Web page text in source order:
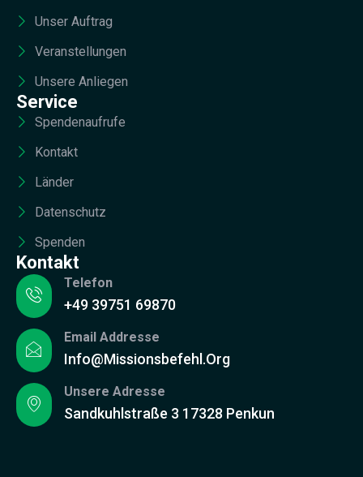
Unser Auftrag
Veranstellungen
Unsere Anliegen
Service
Spendenaufrufe
Kontakt
Länder
Datenschutz
Spenden
Kontakt
Telefon
+49 39751 69870
Email Addresse
Info@missionsbefehl.org
Unsere Adresse
Sandkuhlstraße 3 17328 Penkun